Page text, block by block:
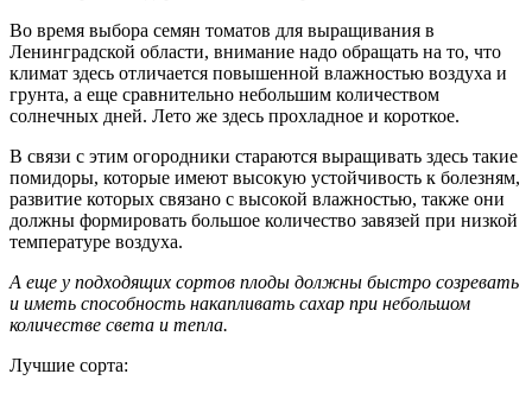
Во время выбора семян томатов для выращивания в
Ленинградской области, внимание надо обращать на то, что
климат здесь отличается повышенной влажностью воздуха и
грунта, а еще сравнительно небольшим количеством
солнечных дней. Лето же здесь прохладное и короткое.
В связи с этим огородники стараются выращивать здесь такие
помидоры, которые имеют высокую устойчивость к болезням,
развитие которых связано с высокой влажностью, также они
должны формировать большое количество завязей при низкой
температуре воздуха.
А еще у подходящих сортов плоды должны быстро созревать
и иметь способность накапливать сахар при небольшом
количестве света и тепла.
Лучшие сорта: